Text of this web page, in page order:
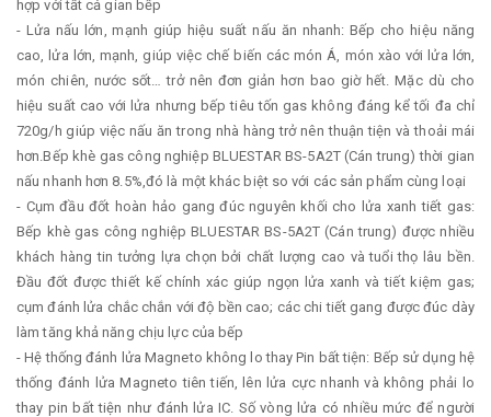
hợp với tất cả gian bếp
- Lửa nấu lớn, mạnh giúp hiệu suất nấu ăn nhanh: Bếp cho hiệu năng
cao, lửa lớn, mạnh, giúp việc chế biến các món Á, món xào với lửa lớn,
món chiên, nước sốt… trở nên đơn giản hơn bao giờ hết. Mặc dù cho
hiệu suất cao với lửa nhưng bếp tiêu tốn gas không đáng kể tối đa chỉ
720g/h giúp việc nấu ăn trong nhà hàng trở nên thuận tiện và thoải mái
hơn.Bếp khè gas công nghiệp BLUESTAR BS-5A2T (Cán trung) thời gian
nấu nhanh hơn 8.5%,đó là một khác biệt so với các sản phẩm cùng loại
- Cụm đầu đốt hoàn hảo gang đúc nguyên khối cho lửa xanh tiết gas:
Bếp khè gas công nghiệp BLUESTAR BS-5A2T (Cán trung) được nhiều
khách hàng tin tưởng lựa chọn bởi chất lượng cao và tuổi thọ lâu bền.
Đầu đốt được thiết kế chính xác giúp ngọn lửa xanh và tiết kiệm gas;
cụm đánh lửa chắc chắn với độ bền cao; các chi tiết gang được đúc dày
làm tăng khả năng chịu lực của bếp
- Hệ thống đánh lửa Magneto không lo thay Pin bất tiện: Bếp sử dụng hệ
thống đánh lửa Magneto tiên tiến, lên lửa cực nhanh và không phải lo
thay pin bất tiện như đánh lửa IC. Số vòng lửa có nhiều mức để người